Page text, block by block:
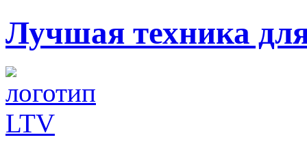
Лучшая техника